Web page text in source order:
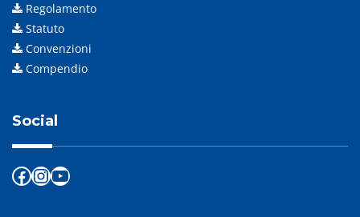
Regolamento
Statuto
Convenzioni
Compendio
Social
Facebook
Instagram
YouTube